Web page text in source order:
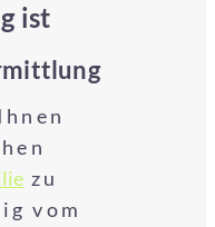
ist
zu
vom